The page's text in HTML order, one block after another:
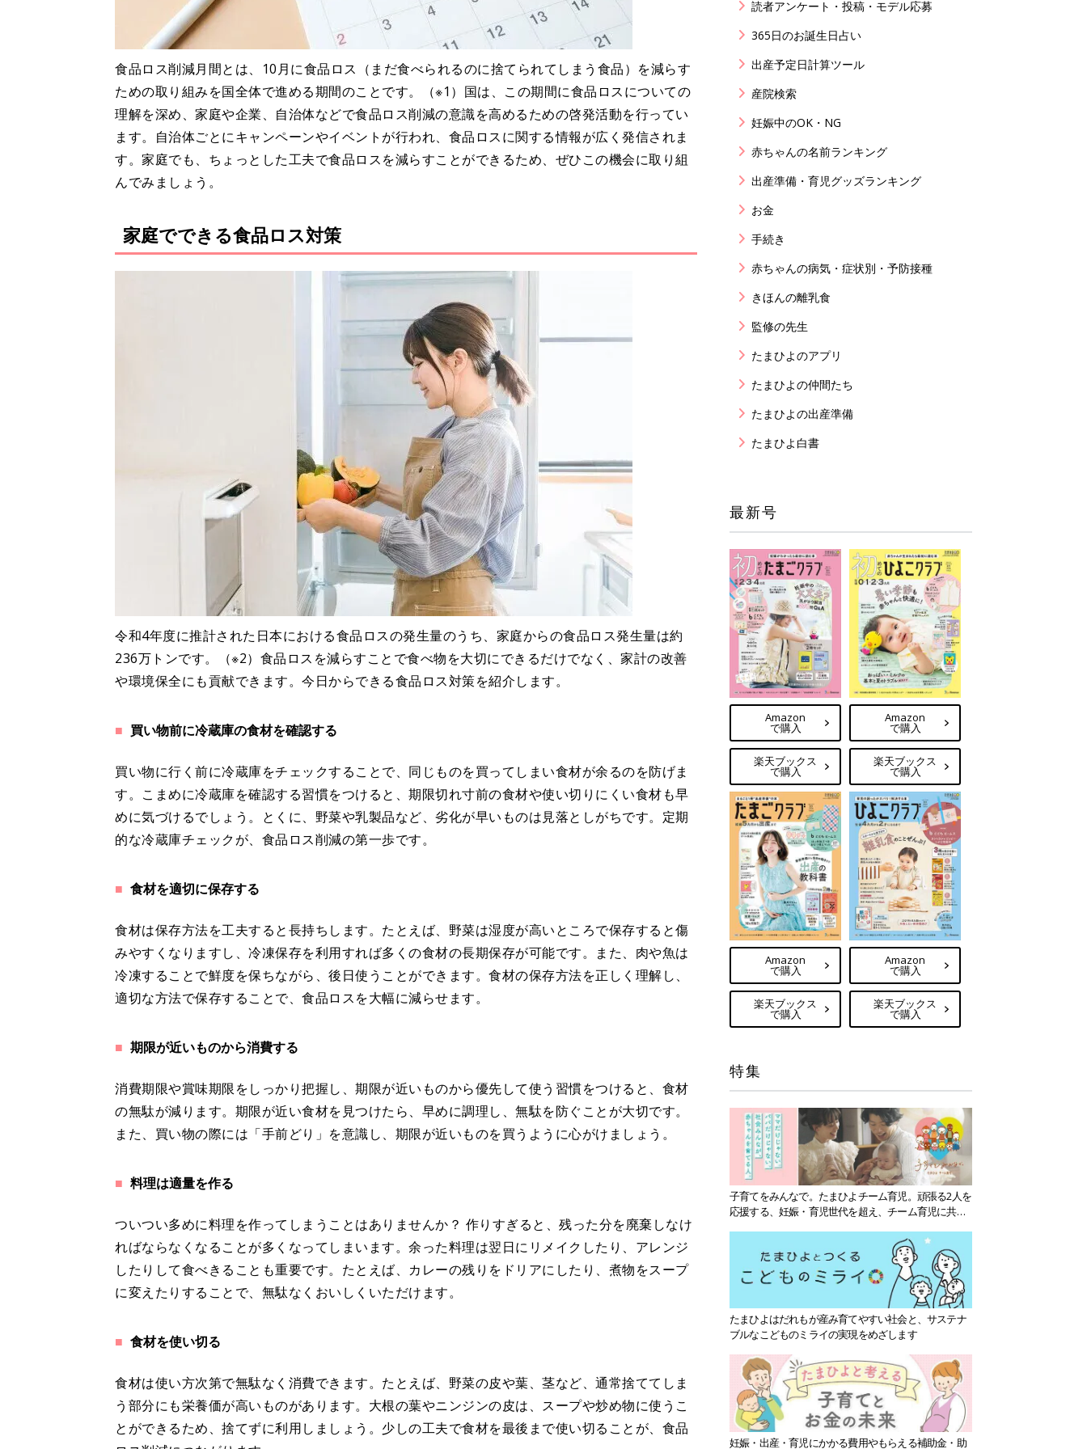
食品ロス削減月間とは、10月に食品ロス（まだ食べられるのに捨てられてしまう食品）を減らす
ための取り組みを国全体で進める期間のことです。（※1）国は、この期間に食品ロスについての
理解を深め、家庭や企業、自治体などで食品ロス削減の意識を高めるための啓発活動を行ってい
ます。自治体ごとにキャンペーンやイベントが行われ、食品ロスに関する情報が広く発信されま
す。家庭でも、ちょっとした工夫で食品ロスを減らすことができるため、ぜひこの機会に取り組
んでみましょう。
家庭でできる食品ロス対策
令和4年度に推計された日本における食品ロスの発生量のうち、家庭からの食品ロス発生量は約
236万トンです。（※2）食品ロスを減らすことで食べ物を大切にできるだけでなく、家計の改善
や環境保全にも貢献できます。今日からできる食品ロス対策を紹介します。
買い物前に冷蔵庫の食材を確認する
買い物に行く前に冷蔵庫をチェックすることで、同じものを買ってしまい食材が余るのを防げま
す。こまめに冷蔵庫を確認する習慣をつけると、期限切れ寸前の食材や使い切りにくい食材も早
めに気づけるでしょう。とくに、野菜や乳製品など、劣化が早いものは見落としがちです。定期
的な冷蔵庫チェックが、食品ロス削減の第一歩です。
食材を適切に保存する
食材は保存方法を工夫すると長持ちします。たとえば、野菜は湿度が高いところで保存すると傷
みやすくなりますし、冷凍保存を利用すれば多くの食材の長期保存が可能です。また、肉や魚は
冷凍することで鮮度を保ちながら、後日使うことができます。食材の保存方法を正しく理解し、
適切な方法で保存することで、食品ロスを大幅に減らせます。
期限が近いものから消費する
消費期限や賞味期限をしっかり把握し、期限が近いものから優先して使う習慣をつけると、食材
の無駄が減ります。期限が近い食材を見つけたら、早めに調理し、無駄を防ぐことが大切です。
また、買い物の際には「手前どり」を意識し、期限が近いものを買うように心がけましょう。
料理は適量を作る
ついつい多めに料理を作ってしまうことはありませんか？ 作りすぎると、残った分を廃棄しなけ
ればならなくなることが多くなってしまいます。余った料理は翌日にリメイクしたり、アレンジ
したりして食べきることも重要です。たとえば、カレーの残りをドリアにしたり、煮物をスープ
に変えたりすることで、無駄なくおいしくいただけます。
食材を使い切る
食材は使い方次第で無駄なく消費できます。たとえば、野菜の皮や葉、茎など、通常捨ててしま
う部分にも栄養価が高いものがあります。大根の葉やニンジンの皮は、スープや炒め物に使うこ
とができるため、捨てずに利用しましょう。少しの工夫で食材を最後まで使い切ることが、食品
読者アンケート・投稿・モデル応募
365日のお誕生日占い
出産予定日計算ツール
産院検索
妊娠中のOK・NG
赤ちゃんの名前ランキング
出産準備・育児グッズランキング
お金
手続き
赤ちゃんの病気・症状別・予防接種
きほんの離乳食
監修の先生
たまひよのアプリ
たまひよの仲間たち
たまひよの出産準備
たまひよ白書
最新号
Amazon
で購入
楽天ブックス
で購入
Amazon
で購入
楽天ブックス
で購入
Amazon
で購入
楽天ブックス
で購入
Amazon
で購入
楽天ブックス
で購入
特集
子育てをみんなで。たまひよチーム育児。頑張る2人を
応援する、妊娠・育児世代を超え、チーム育児に共感
たまひよはだれもが産み育てやすい社会と、サステナ
ブルなこどものミライの実現をめざします
妊娠・出産・育児にかかる費用やもらえる補助金・助